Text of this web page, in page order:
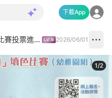
下載App
「我的Chill賞假期」填色比賽投票進行中✅ 2026/06/01
1/2